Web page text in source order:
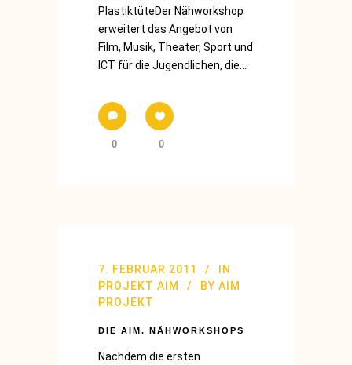
PlastiktüteDer Nähworkshop
erweitert das Angebot von
Film, Musik, Theater, Sport und
ICT für die Jugendlichen, die...
0 0
7. FEBRUAR 2011
IN
PROJEKT AIM
BY AIM
PROJEKT
DIE AIM. NÄHWORKSHOPS
Nachdem die ersten